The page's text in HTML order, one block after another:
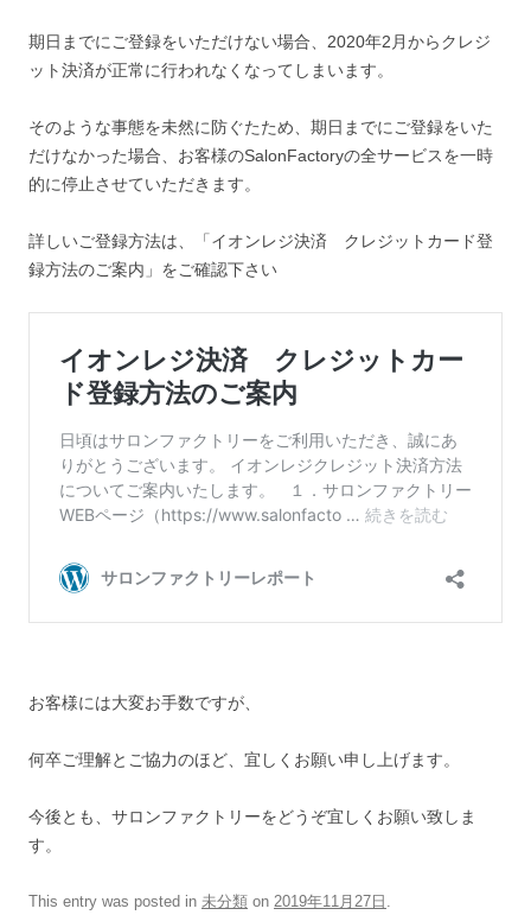
期日までにご登録をいただけない場合、2020年2月からクレジ
ット決済が正常に行われなくなってしまいます。
そのような事態を未然に防ぐたため、期日までにご登録をいた
だけなかった場合、お客様のSalonFactoryの全サービスを一時
的に停止させていただきます。
詳しいご登録方法は、「イオンレジ決済 クレジットカード登
録方法のご案内」をご確認下さい
お客様には大変お手数ですが、
何卒ご理解とご協力のほど、宜しくお願い申し上げます。
今後とも、サロンファクトリーをどうぞ宜しくお願い致しま
す。
This entry was posted in 未分類 on 2019年11月27日 .